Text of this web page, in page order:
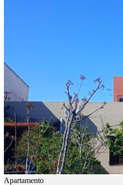
Apartamento